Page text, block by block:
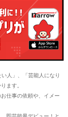
人」、「芸能人になり
ます。
仕事の依頼や、イメー
即芸能界デビュー！と